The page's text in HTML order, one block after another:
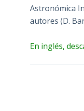
Astronómica
autores (D.
En inglés,